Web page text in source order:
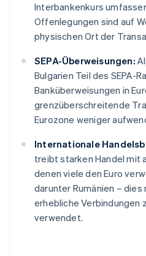
Interbankenkurs
Offenlegungen sind auf
physischen Ort der
SEPA-Überweisungen:
Bulgarien Teil des SEPA-
Banküberweisungen in
grenzüberschreitende
Eurozone weniger
Internationale
treibt starken Handel mit
denen viele den Euro
darunter Rumänien – dies
erhebliche Verbindungen
verwendet.